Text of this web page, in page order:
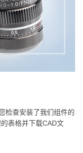
检查安装了我们组件的
表格并下载CAD文